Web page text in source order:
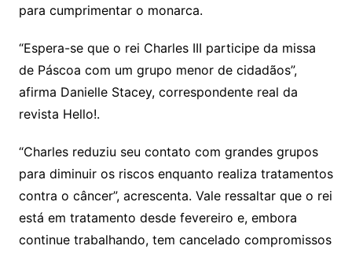
para cumprimentar o monarca.
“Espera-se que o rei Charles III participe da missa
de Páscoa com um grupo menor de cidadãos”,
afirma Danielle Stacey, correspondente real da
revista Hello!.
“Charles reduziu seu contato com grandes grupos
para diminuir os riscos enquanto realiza tratamentos
contra o câncer”, acrescenta. Vale ressaltar que o rei
está em tratamento desde fevereiro e, embora
continue trabalhando, tem cancelado compromissos